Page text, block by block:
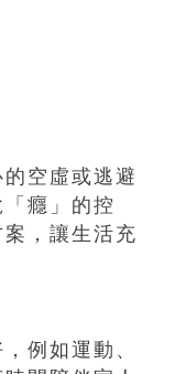
的空虛或逃避
癮」的控
，讓生活充
例如運動、